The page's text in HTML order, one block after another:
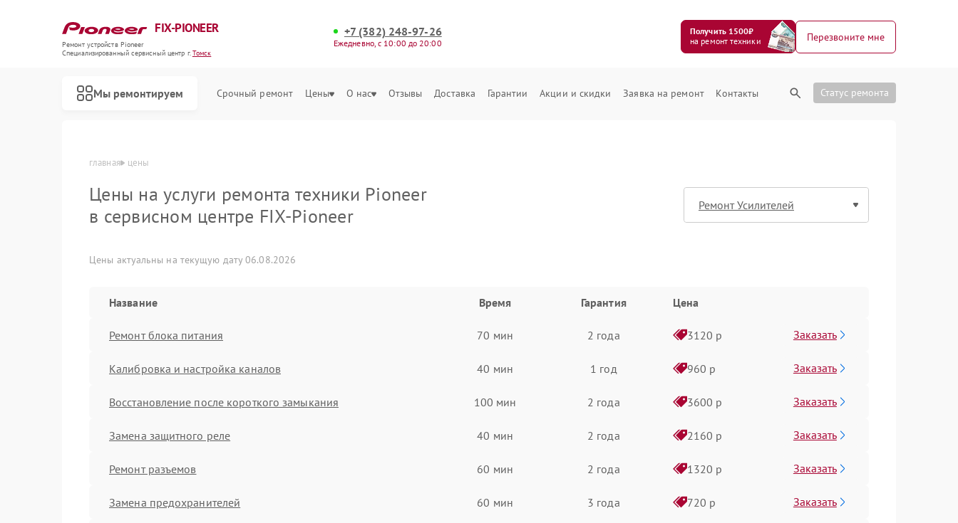
FIX-PIONEER
Ремонт устройств Pioneer
Специализированный cервисный центр г.Томск
+7 (382) 248-97-26
Ежедневно, с 10:00 до 20:00
Получить 1500₽
на ремонт техники
Перезвоните мне
Мы ремонтируем Срочный ремонт Цены О нас Отзывы Доставка Гарантии Акции и скидки Заявка на ремонт Контакты Статус ремонта
главная цены
Цены на услуги ремонта техники Pioneer
в сервисном центре FIX-Pioneer
Цены актуальны на текущую дату 06.08.2026
Название Время Гарантия Цена
Ремонт блока питания 70 мин 2 года 3120 р Заказать
Калибровка и настройка каналов 40 мин 1 год 960 р Заказать
Восстановление после короткого замыкания 100 мин 2 года 3600 р Заказать
Замена защитного реле 40 мин 2 года 2160 р Заказать
Ремонт разъемов 60 мин 2 года 1320 р Заказать
Замена предохранителей 60 мин 3 года 720 р Заказать